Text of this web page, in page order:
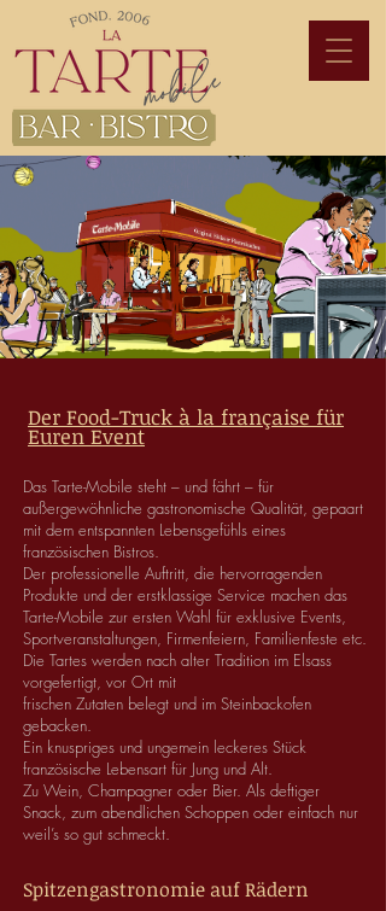
Der Food-Truck à la française für
Euren Event
Das Tarte-Mobile steht – und fährt – für
außergewöhnliche gastronomische Qualität, gepaart
mit dem entspannten Lebensgefühls eines
französischen Bistros.
Der professionelle Auftritt, die hervorragenden
Produkte und der erstklassige Service machen das
Tarte-Mobile zur ersten Wahl für exklusive Events,
Sportveranstaltungen, Firmenfeiern, Familienfeste etc.
Die Tartes werden nach alter Tradition im Elsass
vorgefertigt, vor Ort mit
frischen Zutaten belegt und im Steinbackofen
gebacken.
Ein knuspriges und ungemein leckeres Stück
französische Lebensart für Jung und Alt.
Zu Wein, Champagner oder Bier. Als deftiger
Snack, zum abendlichen Schoppen oder einfach nur
weil’s so gut schmeckt.
Spitzengastronomie auf Rädern